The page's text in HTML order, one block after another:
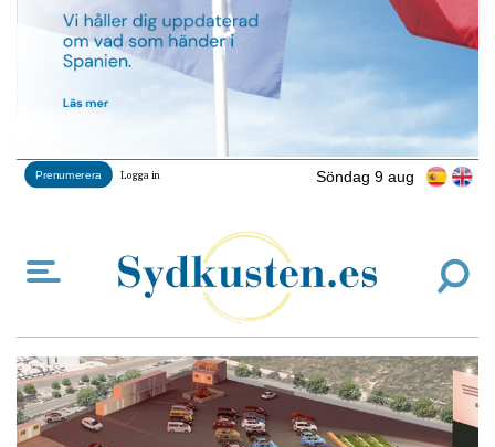
Söndag 9 aug
Prenumerera Logga in